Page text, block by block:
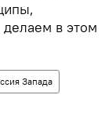
в этом
Запада